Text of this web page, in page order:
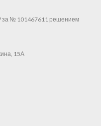
за № 101467611 решением
15А